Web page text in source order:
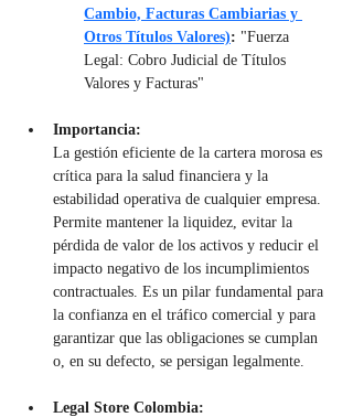
Cambio, Facturas Cambiarias y
Otros Títulos Valores): "Fuerza
Legal: Cobro Judicial de Títulos
Valores y Facturas"
Importancia:
La gestión eficiente de la cartera morosa es
crítica para la salud financiera y la
estabilidad operativa de cualquier empresa.
Permite mantener la liquidez, evitar la
pérdida de valor de los activos y reducir el
impacto negativo de los incumplimientos
contractuales. Es un pilar fundamental para
la confianza en el tráfico comercial y para
garantizar que las obligaciones se cumplan
o, en su defecto, se persigan legalmente.
Legal Store Colombia: